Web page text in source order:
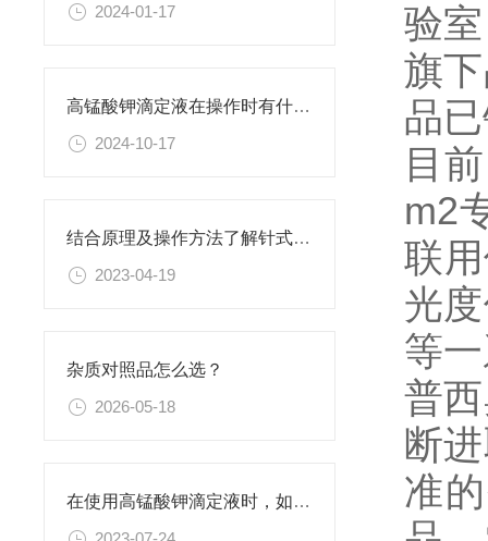
2024-01-17
高锰酸钾滴定液在操作时有什么要领可言呢？
2024-10-17
结合原理及操作方法了解针式过滤器
2023-04-19
杂质对照品怎么选？
2026-05-18
在使用高锰酸钾滴定液时，如何判断终点已经达到？
验
旗
品
目
m2
联
光
等
普
断
准